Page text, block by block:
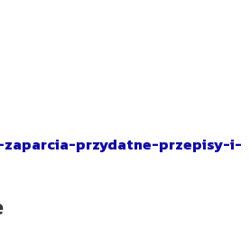
przydatne-przepisy-i-